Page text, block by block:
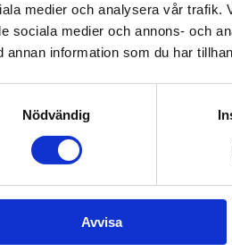
medier och analysera vår trafik.
sociala medier och annons- och
annan information som du har
Nödvändig
Avvisa
och program
BEDÖMNING
VISA